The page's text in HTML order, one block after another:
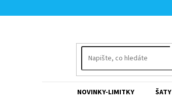
na
NOVINKY-LIMITKY ŠATY